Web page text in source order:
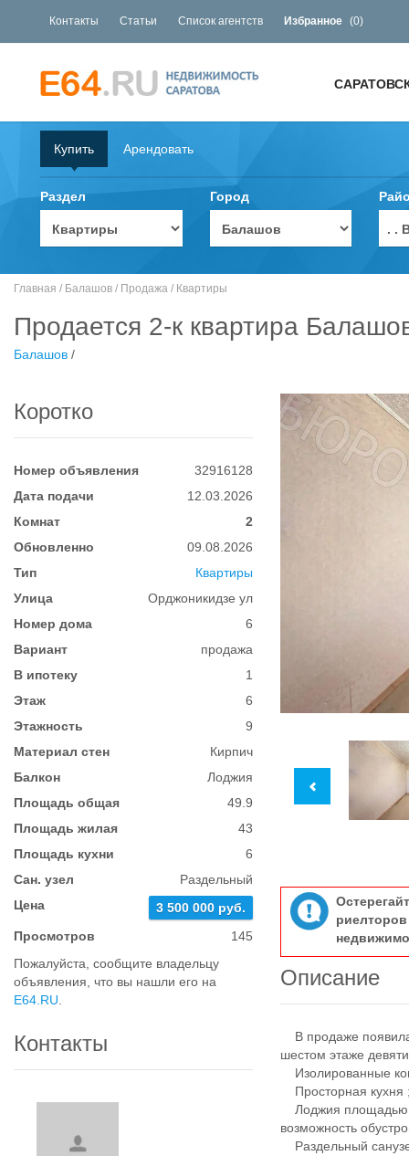
Контакты Статьи Список агентств Избранное (0)
Купить Арендовать
Раздел Город
. .
Главная / Балашов / Продажа / Квартиры
Продается 2-к квартира
Балашов /
Коротко
Номер объявления
32916128
Дата подачи
12.03.2026
Комнат
2
Обновленно
09.08.2026
Тип
Квартиры
Улица
Орджоникидзе ул
Номер дома
6
Вариант
продажа
В ипотеку
1
Этаж
6
Этажность
9
Материал стен
Кирпич
Балкон
Лоджия
Площадь общая
49.9
Площадь жилая
43
Площадь кухни
6
Сан. узел
Раздельный
Цена
3 500 000 руб.
Просмотров
145
Пожалуйста, сообщите владельцу
объявления, что вы нашли его на
E64.RU
Контакты
Описание
В продаже
шестом этаже
Изолированные
Просторная кухня
Лоджия площадью
возможность
Раздельный